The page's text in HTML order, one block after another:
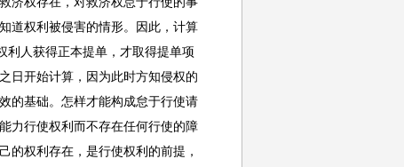
道权利被侵害的情形。因此，计算
利人获得正本提单，才取得提单项
日开始计算，因为此时方知侵权的
的基础。怎样才能构成怠于行使请
力行使权利而不存在任何行使的障
的权利存在，是行使权利的前提，